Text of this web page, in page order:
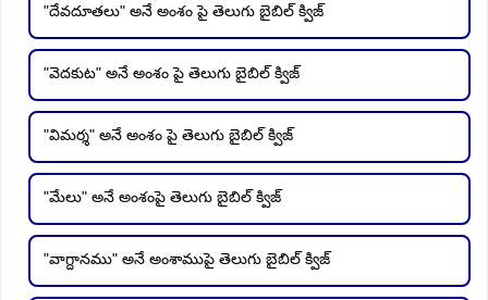
"దేవదూతలు" అనే అంశం పై తెలుగు బైబిల్ క్విజ్
"వెదకుట" అనే అంశం పై తెలుగు బైబిల్ క్విజ్
"విమర్శ" అనే అంశం పై తెలుగు బైబిల్ క్విజ్
"మేలు" అనే అంశంపై తెలుగు బైబిల్ క్విజ్
"వాగ్దానము" అనే అంశాముపై తెలుగు బైబిల్ క్విజ్